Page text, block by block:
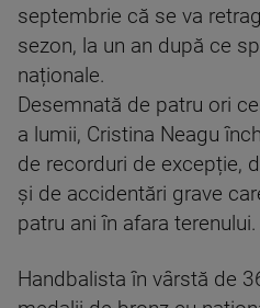
septembrie că se va
sezon, la un an după ce
naționale.
Desemnată de patru ori
a lumii, Cristina Neagu
de recorduri de excepție,
și de accidentări grave
patru ani în afara terenului.
Handbalista în vârstă de